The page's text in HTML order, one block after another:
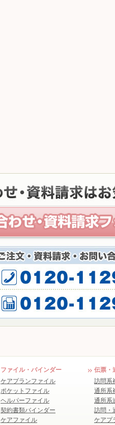
ファイル・バインダー
ケアプランファイル
ポケットファイル
ヘルパーファイル
契約書類バインダー
ケアファイル
伝票・
訪問系
通所系
通所系
訪問・
ケアプ